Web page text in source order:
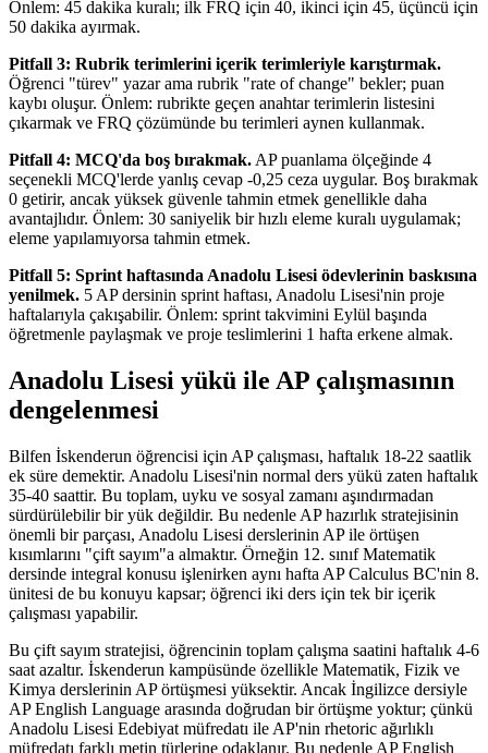
Önlem: 45 dakika kuralı; ilk FRQ için 40, ikinci için 45, üçüncü için
50 dakika ayırmak.
Pitfall 3: Rubrik terimlerini içerik terimleriyle karıştırmak.
Öğrenci "türev" yazar ama rubrik "rate of change" bekler; puan
kaybı oluşur. Önlem: rubrikte geçen anahtar terimlerin listesini
çıkarmak ve FRQ çözümünde bu terimleri aynen kullanmak.
Pitfall 4: MCQ'da boş bırakmak. AP puanlama ölçeğinde 4
seçenekli MCQ'lerde yanlış cevap -0,25 ceza uygular. Boş bırakmak
0 getirir, ancak yüksek güvenle tahmin etmek genellikle daha
avantajlıdır. Önlem: 30 saniyelik bir hızlı eleme kuralı uygulamak;
eleme yapılamıyorsa tahmin etmek.
Pitfall 5: Sprint haftasında Anadolu Lisesi ödevlerinin baskısına
yenilmek. 5 AP dersinin sprint haftası, Anadolu Lisesi'nin proje
haftalarıyla çakışabilir. Önlem: sprint takvimini Eylül başında
öğretmenle paylaşmak ve proje teslimlerini 1 hafta erkene almak.
Anadolu Lisesi yükü ile AP çalışmasının
dengelenmesi
Bilfen İskenderun öğrencisi için AP çalışması, haftalık 18-22 saatlik
ek süre demektir. Anadolu Lisesi'nin normal ders yükü zaten haftalık
35-40 saattir. Bu toplam, uyku ve sosyal zamanı aşındırmadan
sürdürülebilir bir yük değildir. Bu nedenle AP hazırlık stratejisinin
önemli bir parçası, Anadolu Lisesi derslerinin AP ile örtüşen
kısımlarını "çift sayım"a almaktır. Örneğin 12. sınıf Matematik
dersinde integral konusu işlenirken aynı hafta AP Calculus BC'nin 8.
ünitesi de bu konuyu kapsar; öğrenci iki ders için tek bir içerik
çalışması yapabilir.
Bu çift sayım stratejisi, öğrencinin toplam çalışma saatini haftalık 4-6
saat azaltır. İskenderun kampüsünde özellikle Matematik, Fizik ve
Kimya derslerinin AP örtüşmesi yüksektir. Ancak İngilizce dersiyle
AP English Language arasında doğrudan bir örtüşme yoktur; çünkü
Anadolu Lisesi Edebiyat müfredatı ile AP'nin rhetoric ağırlıklı
müfredatı farklı metin türlerine odaklanır. Bu nedenle AP English